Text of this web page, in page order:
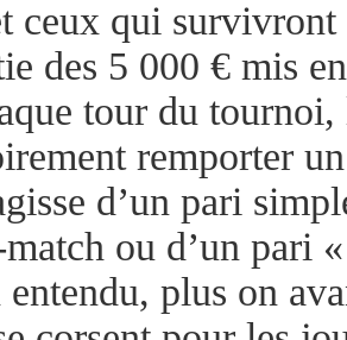
ceux qui
des 5 000 € mis
tour du
remporter
d’un pari
match ou d’un pari
entendu, plus on